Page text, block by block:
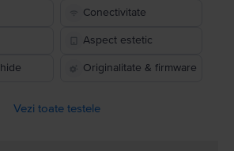
Conectivitate
Aspect estetic
Originalitate & firmware
Vezi toate testele